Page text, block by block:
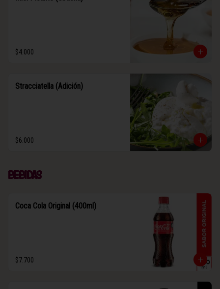
$4.000
Stracciatella (Adición)
$6.000
Bebidas
Coca Cola Original (400ml)
$7.700